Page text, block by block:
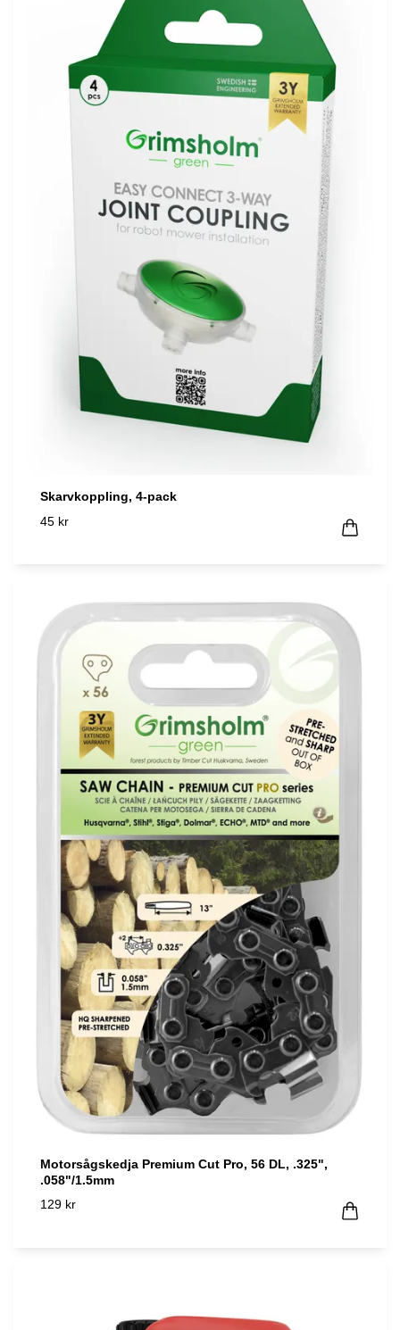
Skarvkoppling, 4-pack
45 kr
Motorsågskedja Premium Cut Pro, 56 DL, .325",
.058"/1.5mm
129 kr